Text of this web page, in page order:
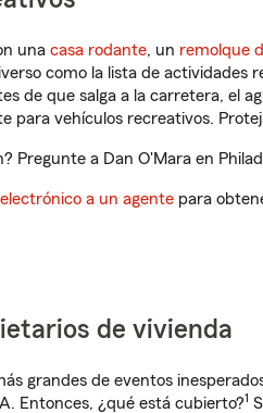
una casa rodante, un remolque
como la lista de
de que salga a la carretera, el
para vehículos recreativos.
Pregunte a Dan O'Mara en
a un agente para
de vivienda
grandes de eventos
Entonces, ¿qué está cubierto?1